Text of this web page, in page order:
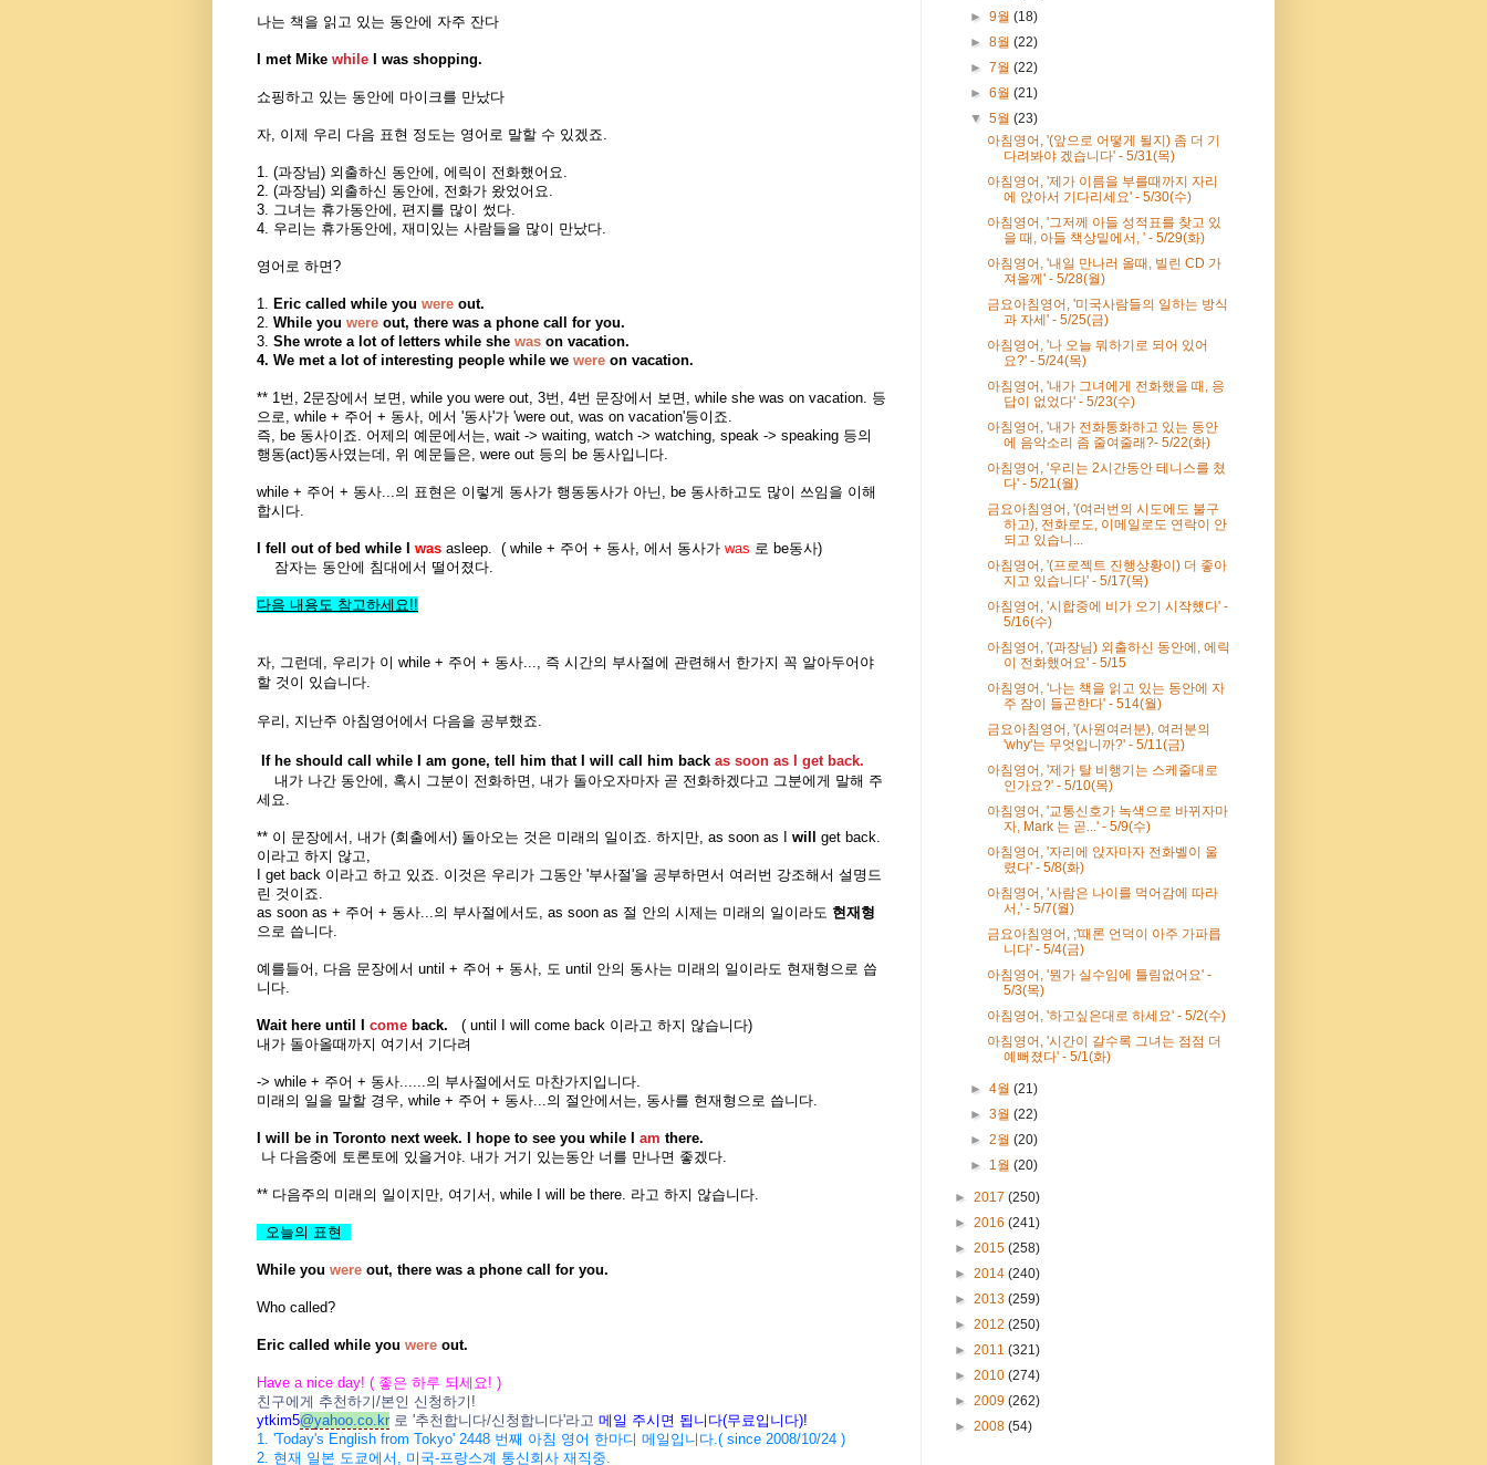
나는 책을 읽고 있는 동안에 자주 잔다
I met Mike while I was shopping.
쇼핑하고 있는 동안에 마이크를 만났다
자, 이제 우리 다음 표현 정도는 영어로 말할 수 있겠죠.
1. (과장님) 외출하신 동안에, 에릭이 전화했어요.
2. (과장님) 외출하신 동안에, 전화가 왔었어요.
3. 그녀는 휴가동안에, 편지를 많이 썼다.
4. 우리는 휴가동안에, 재미있는 사람들을 많이 만났다.
영어로 하면?
1. Eric called while you were out.
2. While you were out, there was a phone call for you.
3. She wrote a lot of letters while she was on vacation.
4. We met a lot of interesting people while we were on vacation.
** 1번, 2문장에서 보면, while you were out, 3번, 4번 문장에서 보면, while she was on vacation. 등
으로, while + 주어 + 동사, 에서 '동사'가 'were out, was on vacation'등이죠.
즉, be 동사이죠. 어제의 예문에서는, wait -> waiting, watch -> watching, speak -> speaking 등의
행동(act)동사였는데, 위 예문들은, were out 등의 be 동사입니다.
while + 주어 + 동사...의 표현은 이렇게 동사가 행동동사가 아닌, be 동사하고도 많이 쓰임을 이해
합시다.
I fell out of bed while I was asleep. ( while + 주어 + 동사, 에서 동사가 was 로 be동사)
잠자는 동안에 침대에서 떨어졌다.
다음 내용도 참고하세요!!
자, 그런데, 우리가 이 while + 주어 + 동사..., 즉 시간의 부사절에 관련해서 한가지 꼭 알아두어야
할 것이 있습니다.
우리, 지난주 아침영어에서 다음을 공부했죠.
If he should call while I am gone, tell him that I will call him back as soon as I get back.
내가 나간 동안에, 혹시 그분이 전화하면, 내가 돌아오자마자 곧 전화하겠다고 그분에게 말해 주
세요.
** 이 문장에서, 내가 (회출에서) 돌아오는 것은 미래의 일이죠. 하지만, as soon as I will get back.
이라고 하지 않고,
I get back 이라고 하고 있죠. 이것은 우리가 그동안 '부사절'을 공부하면서 여러번 강조해서 설명드
린 것이죠.
as soon as + 주어 + 동사...의 부사절에서도, as soon as 절 안의 시제는 미래의 일이라도 현재형
으로 씁니다.
예를들어, 다음 문장에서 until + 주어 + 동사, 도 until 안의 동사는 미래의 일이라도 현재형으로 씁
니다.
Wait here until I come back. ( until I will come back 이라고 하지 않습니다)
내가 돌아올때까지 여기서 기다려
-> while + 주어 + 동사......의 부사절에서도 마찬가지입니다.
미래의 일을 말할 경우, while + 주어 + 동사...의 절안에서는, 동사를 현재형으로 씁니다.
I will be in Toronto next week. I hope to see you while I am there.
나 다음중에 토론토에 있을거야. 내가 거기 있는동안 너를 만나면 좋겠다.
** 다음주의 미래의 일이지만, 여기서, while I will be there. 라고 하지 않습니다.
오늘의 표현
While you were out, there was a phone call for you.
Who called?
Eric called while you were out.
Have a nice day! ( 좋은 하루 되세요! )
친구에게 추천하기/본인 신청하기 !
ytkim5@yahoo.co.kr 로 '추천합니다/신청합니다'라고 메일 주시면 됩니다(무료입니다)!
1. 'Today's English from Tokyo' 2448 번째 아침 영어 한마디 메일입니다.( since 2008/10/24 )
2. 현재 일본 도쿄에서 , 미국-프랑스계 통신회사 재직중.
►9월(18)
►8월(22)
►7월(22)
►6월(21)
▼5월(23)
아침영어, '(앞으로 어떻게 될지) 좀 더 기
다려봐야 겠습니다' - 5/31(목)
아침영어, '제가 이름을 부를때까지 자리
에 앉아서 기다리세요' - 5/30(수)
아침영어, '그저께 아들 성적표를 찾고 있
을 때, 아들 책상밑에서, ' - 5/29(화)
아침영어, '내일 만나러 올때, 빌린 CD 가
져올께' - 5/28(월)
금요아침영어, '미국사람들의 일하는 방식
과 자세' - 5/25(금)
아침영어, '나 오늘 뭐하기로 되어 있어
요?' - 5/24(목)
아침영어, '내가 그녀에게 전화했을 때, 응
답이 없었다' - 5/23(수)
아침영어, '내가 전화통화하고 있는 동안
에 음악소리 좀 줄여줄래?- 5/22(화)
아침영어, '우리는 2시간동안 테니스를 쳤
다' - 5/21(월)
금요아침영어, '(여러번의 시도에도 불구
하고), 전화로도, 이메일로도 연락이 안
되고 있습니...
아침영어, '(프로젝트 진행상황이) 더 좋아
지고 있습니다' - 5/17(목)
아침영어, '시합중에 비가 오기 시작했다' -
5/16(수)
아침영어, '(과장님) 외출하신 동안에, 에릭
이 전화했어요' - 5/15
아침영어, '나는 책을 읽고 있는 동안에 자
주 잠이 들곤한다' - 514(월)
금요아침영어, '(사원여러분), 여러분의
'why'는 무엇입니까?' - 5/11(금)
아침영어, '제가 탈 비행기는 스케줄대로
인가요?' - 5/10(목)
아침영어, '교통신호가 녹색으로 바뀌자마
자, Mark 는 곧...' - 5/9(수)
아침영어, '자리에 앉자마자 전화벨이 울
렸다' - 5/8(화)
아침영어, '사람은 나이를 먹어감에 따라
서,' - 5/7(월)
금요아침영어, ;'때론 언덕이 아주 가파릅
니다' - 5/4(금)
아침영어, '뭔가 실수임에 틀림없어요' -
5/3(목)
아침영어, '하고싶은대로 하세요' - 5/2(수)
아침영어, '시간이 갈수록 그녀는 점점 더
예뻐졌다' - 5/1(화)
►4월(21)
►3월(22)
►2월(20)
► 1월(20)
► 2017 (250)
► 2016 (241)
► 2015 (258)
► 2014 (240)
► 2013 (259)
► 2012 (250)
► 2011 (321)
► 2010 (274)
► 2009 (262)
► 2008 (54)